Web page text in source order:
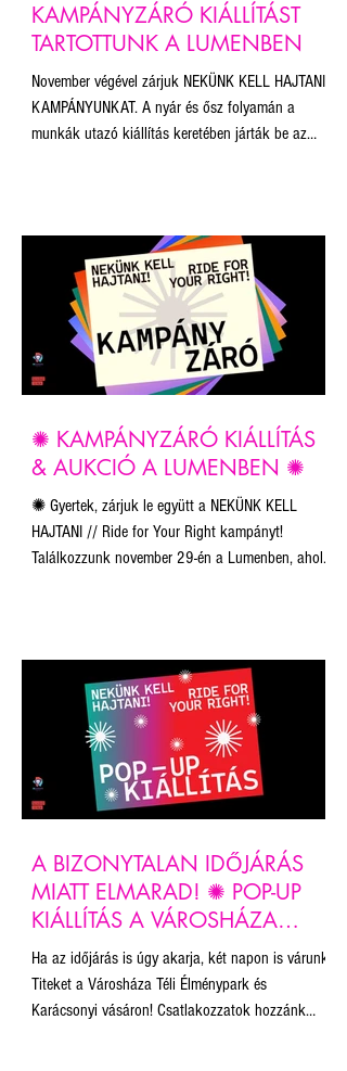
KAMPÁNYZÁRÓ KIÁLLÍTÁST
TARTOTTUNK A LUMENBEN
November végével zárjuk NEKÜNK KELL HAJTANI
KAMPÁNYUNKAT. A nyár és ősz folyamán a
munkák utazó kiállítás keretében járták be az
szabadság, egyenlőség és sokszínűség értékeit
képviselik, és erőteljes vizuális válaszokat adnak
a jogkorlátozásokra és kirekesztő politikára.
✺ KAMPÁNYZÁRÓ KIÁLLÍTÁS
& AUKCIÓ A LUMENBEN ✺
✺ Gyertek, zárjuk le együtt a NEKÜNK KELL
HAJTANI // Ride for Your Right kampányt!
Találkozzunk november 29-én a Lumenben, ahol
A BIZONYTALAN IDŐJÁRÁS
MIATT ELMARAD! ✺ POP-UP
KIÁLLÍTÁS A VÁROSHÁZA
PARKBAN ✺
Ha az időjárás is úgy akarja, két napon is várunk
Titeket a Városháza Téli Élménypark és
Karácsonyi vásáron! Csatlakozzatok hozzánk